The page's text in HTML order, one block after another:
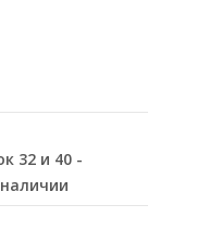
32 и 40 -